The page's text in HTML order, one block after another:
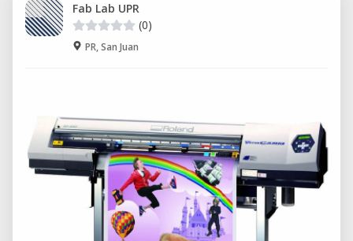
Fab Lab UPR
(0)
PR, San Juan